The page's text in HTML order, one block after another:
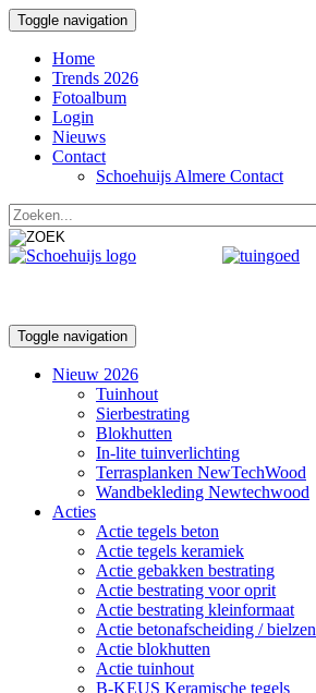
Toggle navigation
Home
Trends 2026
Fotoalbum
Login
Nieuws
Contact
Schoehuijs Almere Contact
Toggle navigation
Nieuw 2026
Tuinhout
Sierbestrating
Blokhutten
In-lite tuinverlichting
Terrasplanken NewTechWood
Wandbekleding Newtechwood
Acties
Actie tegels beton
Actie tegels keramiek
Actie gebakken bestrating
Actie bestrating voor oprit
Actie bestrating kleinformaat
Actie betonafscheiding / bielzen
Actie blokhutten
Actie tuinhout
B-KEUS Keramische tegels